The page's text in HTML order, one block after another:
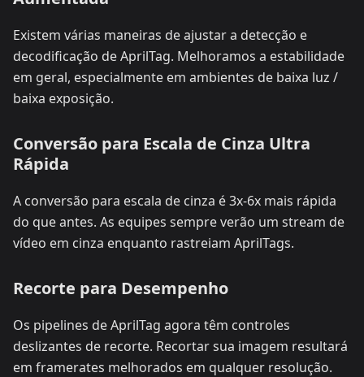
Existem várias maneiras de ajustar a detecção e
decodificação de AprilTag. Melhoramos a estabilidade
em geral, especialmente em ambientes de baixa luz /
baixa exposição.
Conversão para Escala de Cinza Ultra
Rápida
A conversão para escala de cinza é 3x-6x mais rápida
do que antes. As equipes sempre verão um stream de
vídeo em cinza enquanto rastreiam AprilTags.
Recorte para Desempenho
Os pipelines de AprilTag agora têm controles
deslizantes de recorte. Recortar sua imagem resultará
em framerates melhorados em qualquer resolução.